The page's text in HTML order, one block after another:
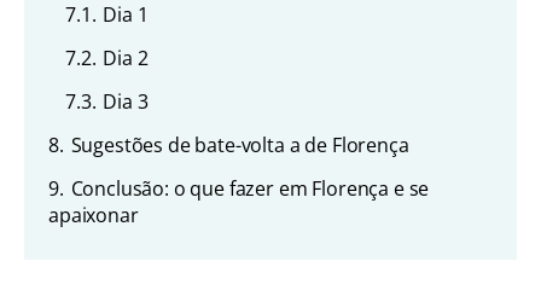
7.1. Dia 1
7.2. Dia 2
7.3. Dia 3
8. Sugestões de bate-volta a de Florença
9. Conclusão: o que fazer em Florença e se
apaixonar